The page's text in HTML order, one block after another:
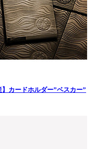
カードホルダー”ベスカー”